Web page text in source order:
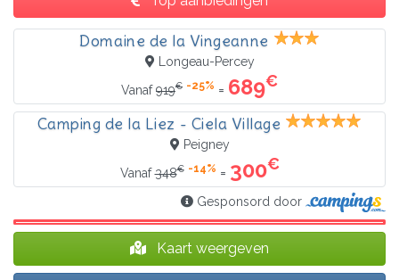
Domaine de la Vingeanne
Longeau-Percey
Vanaf919€ -25% = 689€
Camping de la Liez - Ciela Village
Peigney
Vanaf348€ -14% = 300€
Gesponsord door
Kaart weergeven